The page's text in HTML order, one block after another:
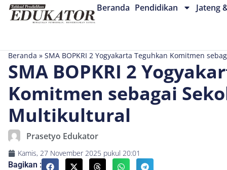
Beranda Pendidikan Jateng
Beranda » SMA BOPKRI 2 Yogyakarta Teguhkan Komitmen
SMA BOPKRI 2
Komitmen sebagai
Multikultural
Prasetyo Edukator
Kamis, 27 November 2025 pukul 20:01
Bagikan :